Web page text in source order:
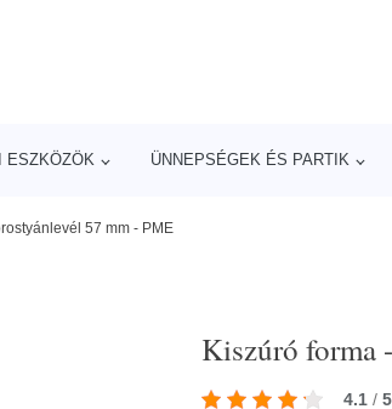
ESZKÖZÖK ÜNNEPSÉGEK ÉS PARTIK
57 mm - PME
Kiszúró forma
4.1 / 5